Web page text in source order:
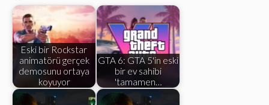
Eski bir Rockstar
animatörü gerçek
demosunu ortaya
koyuyor
GTA 6: GTA 5'in eski
bir ev sahibi
'tamamen…